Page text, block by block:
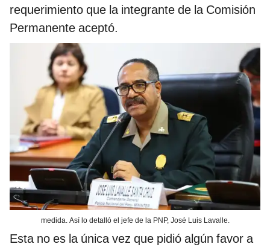
requerimiento que la integrante de la Comisión
Permanente aceptó.
medida. Así lo detalló el jefe de la PNP, José Luis Lavalle.
Esta no es la única vez que pidió algún favor a